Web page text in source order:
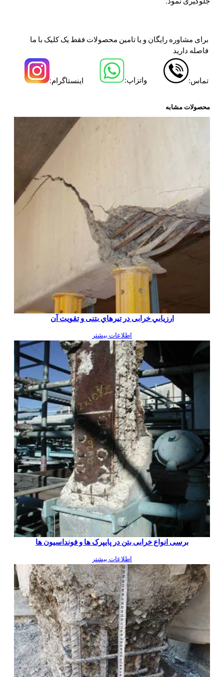
برای مشاوره رایگان و یا تامین محصولات فقط یک کلیک با ما
فاصله دارید
تماس: واتزاپ: اینستاگرام:
محصولات مشابه
ارزيابي خرابی در تيرهاي بتنی و تقویت آن
اطلاعات بیشتر
برسی انواع خرابی بتن در پایپرک ها و فونداسیون ها
اطلاعات بیشتر